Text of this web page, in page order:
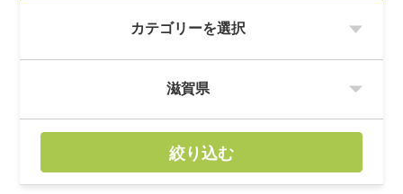
絞り込む